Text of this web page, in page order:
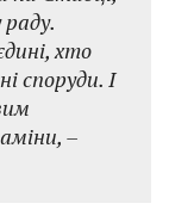
хто
споруди. І
–